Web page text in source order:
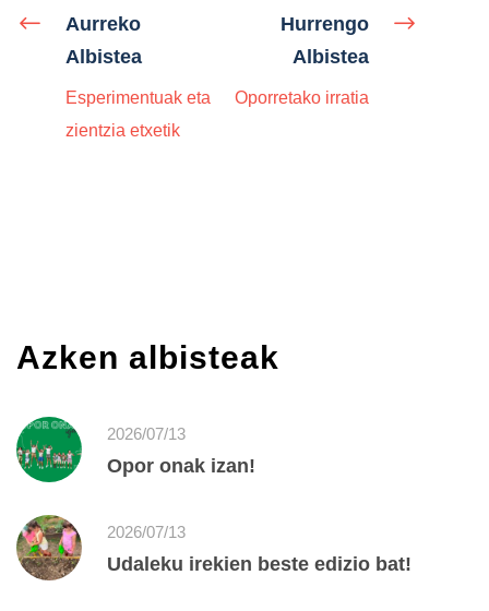
Aurreko
Albistea
Esperimentuak eta
zientzia etxetik
Hurrengo
Albistea
Oporretako irratia
Azken albisteak
2026/07/13
Opor onak izan!
2026/07/13
Udaleku irekien beste edizio bat!